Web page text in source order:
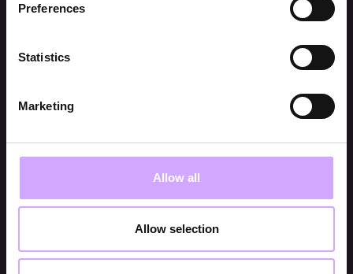
Preferences
Statistics
Marketing
Allow all
Allow selection